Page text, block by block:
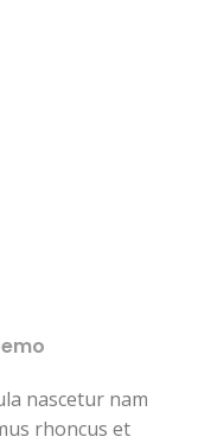
nascetur nam
rhoncus et